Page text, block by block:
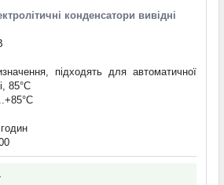
конденсатори вивідні
підходять для автоматичної
85°C